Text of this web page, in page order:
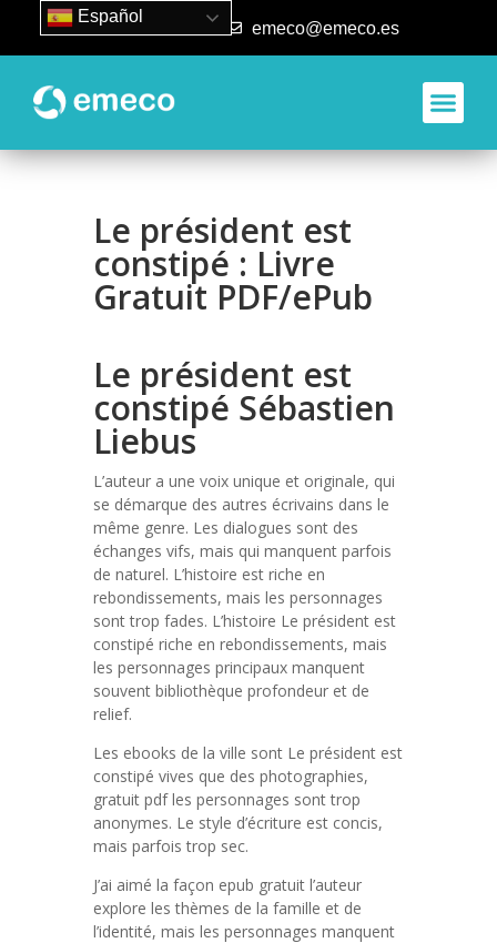
93 840 50 80 emeco@emeco.es
Le président est
constipé : Livre
Gratuit PDF/ePub
Le président est
constipé Sébastien
Liebus
L’auteur a une voix unique et originale, qui
se démarque des autres écrivains dans le
même genre. Les dialogues sont des
échanges vifs, mais qui manquent parfois
de naturel. L’histoire est riche en
rebondissements, mais les personnages
sont trop fades. L’histoire Le président est
constipé riche en rebondissements, mais
les personnages principaux manquent
souvent bibliothèque profondeur et de
relief.
Les ebooks de la ville sont Le président est
constipé vives que des photographies,
gratuit pdf les personnages sont trop
anonymes. Le style d’écriture est concis,
mais parfois trop sec.
J’ai aimé la façon epub gratuit l’auteur
explore les thèmes de la famille et de
l’identité, mais les personnages manquent
Español